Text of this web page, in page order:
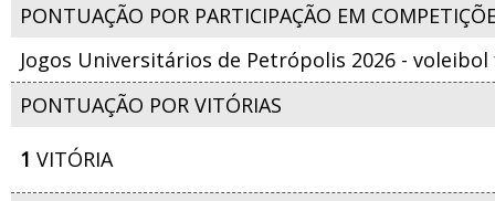
PONTUAÇÃO POR PARTICIPAÇÃO EM
Jogos Universitários de Petrópolis 2026 -
PONTUAÇÃO POR VITÓRIAS
1 VITÓRIA